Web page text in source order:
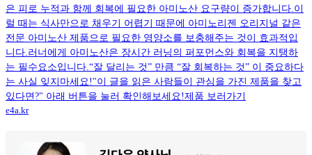
은 피로 누적과 함께 회복에 필요한 아미노산 요구량이 증가합니다.이
럴 때는 식사만으로 채우기 어렵기 때문에 아미노리젠 오리지널 같은
전문 아미노산 제품으로 필요한 영양소를 보충해주는 것이 효과적입
니다.러너에게 아미노산은 장시간 러닝의 퍼포먼스와 회복을 지탱하
는 필수요소입니다.“잘 달리는 것” 만큼 “잘 회복하는 것” 이 중요하다
는 사실 잊지마세요!"이 글을 읽은 사람들이 관심을 가진 제품을 찾고
있다면?" 아래 버튼을 눌러 확인해보세요!제품 보러가기
e4a.kr